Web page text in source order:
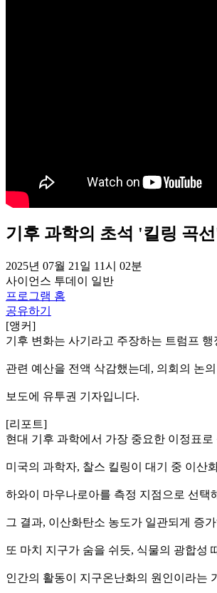
기후 과학의 초석 '킬링 곡
2025년 07월 21일 11시 02분
사이언스 투데이
일반
프로그램 홈
공유하기
[앵커]
기후 변화는 사기라고 주장하는 트럼프
관련 예산을 전액 삭감했는데, 의회의 논
보도에 유투권 기자입니다.
[리포트]
현대 기후 과학에서 가장 중요한 이정표
미국의 과학자, 찰스 킬링이 대기 중 이산
하와이 마우나로아를 측정 지점으로 선택
그 결과, 이산화탄소 농도가 일관되게 증
또 마치 지구가 숨을 쉬듯, 식물의 광합성
인간의 활동이 지구온난화의 원인이라는